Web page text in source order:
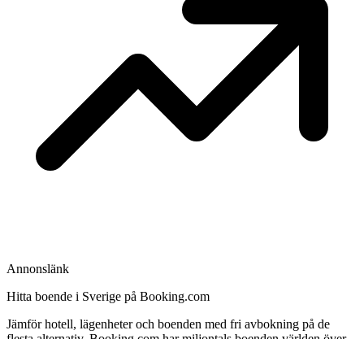
Annonslänk
Hitta boende i Sverige på Booking.com
Jämför hotell, lägenheter och boenden med fri avbokning på de